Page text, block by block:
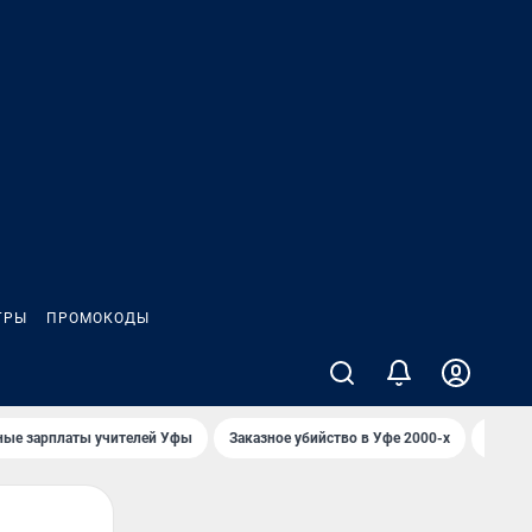
ПРОМОКОДЫ
зарплаты учителей Уфы Заказное убийство в Уфе 2000-х